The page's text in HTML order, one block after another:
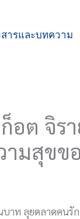
ารและบทความ
อต จิร
มสุขขอ
บาท ลุยตลาดคนรั